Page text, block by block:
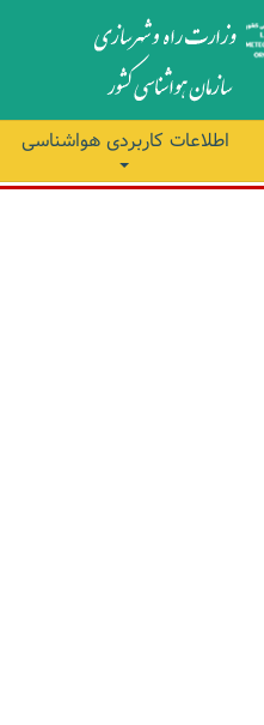
اطلاعات کاربردی هواشناسی